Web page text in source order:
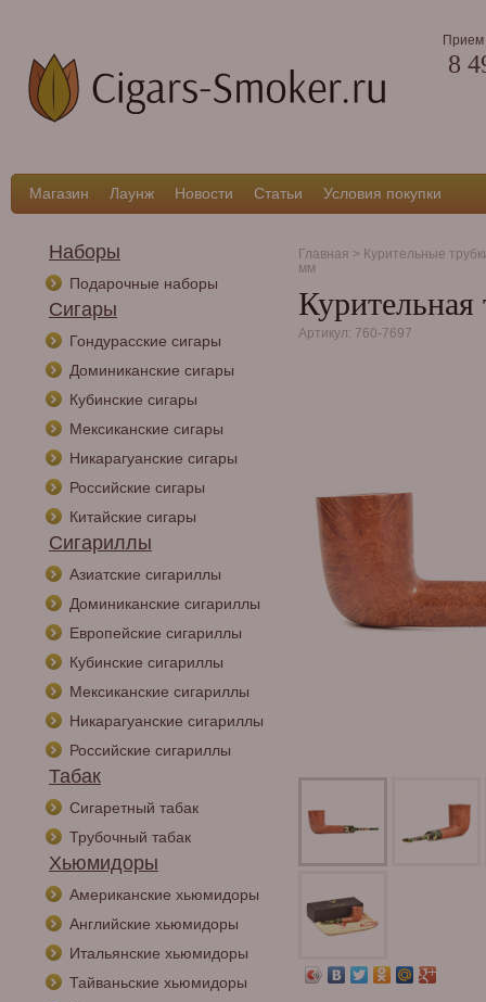
Прием
8
Магазин Лаунж Новости Статьи Условия покупки
Наборы
Подарочные наборы
Сигары
Гондурасские сигары
Доминиканские сигары
Кубинские сигары
Мексиканские сигары
Никарагуанские сигары
Российские сигары
Китайские сигары
Сигариллы
Азиатские сигариллы
Доминиканские сигариллы
Европейские сигариллы
Кубинские сигариллы
Мексиканские сигариллы
Никарагуанские сигариллы
Российские сигариллы
Табак
Сигаретный табак
Трубочный табак
Хьюмидоры
Американские хьюмидоры
Английские хьюмидоры
Итальянские хьюмидоры
Тайваньские хьюмидоры
Главная > Курительные
мм
Артикул: 760-7697